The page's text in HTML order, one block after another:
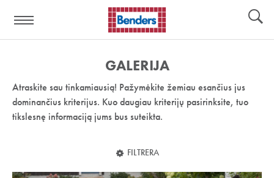
nuoroda:
GALERIJA
Atraskite sau tinkamiausią! Pažymėkite žemiau esančius jus
dominančius kriterijus. Kuo daugiau kriterijų pasirinksite, tuo
tikslesnę informaciją jums bus suteikta.
FILTRERA